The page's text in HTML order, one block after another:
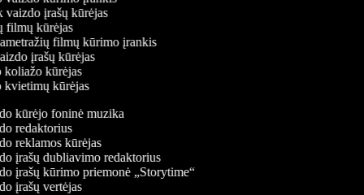
vaizdo įrašų kūrėjas
filmų kūrėjas
filmų kūrimo įrankis
įrašų kūrėjas
koliažo kūrėjas
kvietimų kūrėjas
kūrėjo foninė muzika
redaktorius
reklamos kūrėjas
įrašų dubliavimo redaktorius
įrašų kūrimo priemonė „Storytime“
įrašų vertėjas